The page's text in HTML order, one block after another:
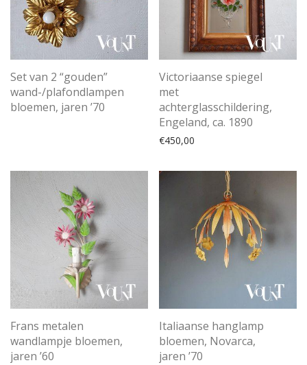
Set van 2 “gouden”
wand-/plafondlampen
bloemen, jaren ’70
Victoriaanse spiegel
met
achterglasschildering,
Engeland, ca. 1890
€450,00
Frans metalen
wandlampje bloemen,
jaren ’60
Italiaanse hanglamp
bloemen, Novarca,
jaren ’70